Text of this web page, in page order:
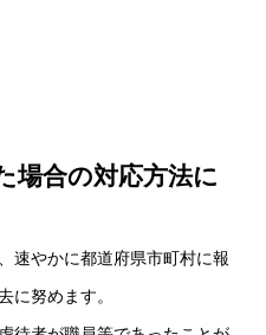
場合の対応方法に
やかに都道府県市町村に報
に努めます。